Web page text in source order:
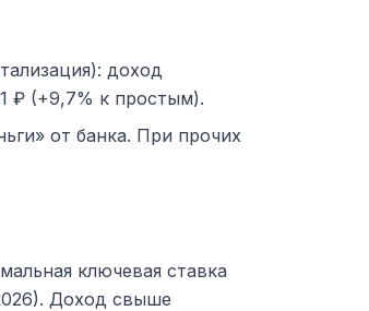
доход
₽ (+9,7% к простым).
от банка. При прочих
ключевая ставка
Доход свыше